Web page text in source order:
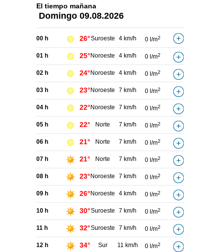
El tiempo mañana
Domingo 09.08.2026
00 h 26°Suroeste 4 km/h 0 l/m2
01 h 25° Noroeste 4 km/h 0 l/m2
02 h 24° Noroeste 4 km/h 0 l/m2
03 h 23° Noroeste 7 km/h 0 l/m2
04 h 22° Noroeste 7 km/h 0 l/m2
05 h 22° Norte 7 km/h 0 l/m2
06 h 21° Norte 7 km/h 0 l/m2
07 h 21° Norte 7 km/h 0 l/m2
08 h 23° Noroeste 7 km/h 0 l/m2
09 h 26° Noroeste 4 km/h 0 l/m2
10 h 30°Suroeste 7 km/h 0 l/m2
11 h 32°Suroeste 7 km/h 0 l/m2
12 h 34° Sur 11 km/h 0 l/m2